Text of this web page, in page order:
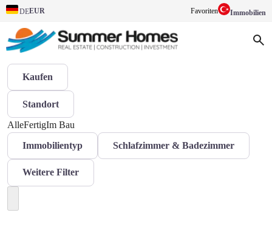
DEEUR Favoriten Immobilien
Kaufen
Standort
AlleFertigIm Bau
Immobilientyp Schlafzimmer & Badezimmer
Weitere Filter